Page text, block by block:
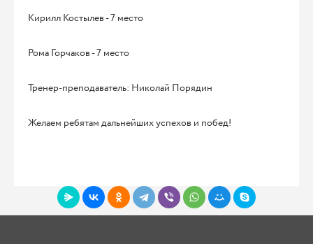
Кирилл Костылев - 7 место
Рома Горчаков - 7 место
Тренер-преподаватель: Николай Порядин
Желаем ребятам дальнейших успехов и побед!